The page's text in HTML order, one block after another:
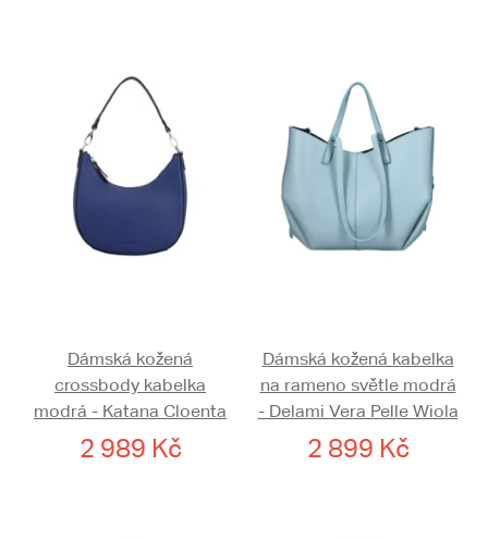
Dámská kožená
crossbody kabelka
modrá - Katana Cloenta
2 989 Kč
Dámská kožená kabelka
na rameno světle modrá
- Delami Vera Pelle Wiola
2 899 Kč